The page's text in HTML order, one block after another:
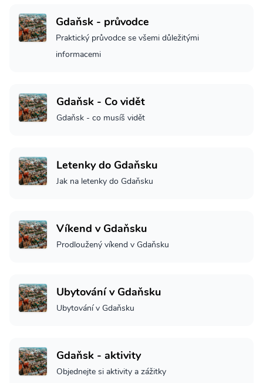
Gdaňsk - průvodce
Praktický průvodce se všemi důležitými
informacemi
Gdaňsk - Co vidět
Gdaňsk - co musíš vidět
Letenky do Gdaňsku
Jak na letenky do Gdaňsku
Víkend v Gdaňsku
Prodloužený víkend v Gdaňsku
Ubytování v Gdaňsku
Ubytování v Gdaňsku
Gdaňsk - aktivity
Objednejte si aktivity a zážitky